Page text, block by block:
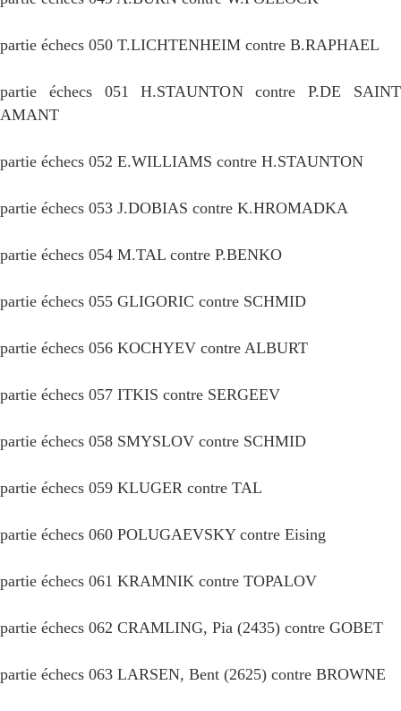
partie échecs 050 T.LICHTENHEIM contre B.RAPHAEL
partie échecs 051 H.STAUNTON contre P.DE SAINT
AMANT
partie échecs 052 E.WILLIAMS contre H.STAUNTON
partie échecs 053 J.DOBIAS contre K.HROMADKA
partie échecs 054 M.TAL contre P.BENKO
partie échecs 055 GLIGORIC contre SCHMID
partie échecs 056 KOCHYEV contre ALBURT
partie échecs 057 ITKIS contre SERGEEV
partie échecs 058 SMYSLOV contre SCHMID
partie échecs 059 KLUGER contre TAL
partie échecs 060 POLUGAEVSKY contre Eising
partie échecs 061 KRAMNIK contre TOPALOV
partie échecs 062 CRAMLING, Pia (2435) contre GOBET
partie échecs 063 LARSEN, Bent (2625) contre BROWNE